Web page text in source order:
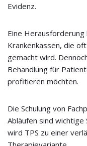
Evidenz.
Eine
Krankenkassen, die
gemacht wird.
Behandlung für
profitieren möchten.
Die Schulung von
Abläufen sind
wird TPS zu einer